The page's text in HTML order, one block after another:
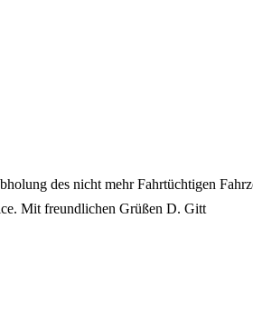
des nicht mehr Fahrtüchtigen
Mit freundlichen Grüßen D. Gitt